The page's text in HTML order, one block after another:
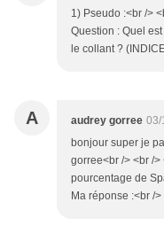
1) Pseudo :<br />
Question : Quel
le collant ?
A audrey gorree 03/
bonjour super je
gorree<br /> <br />
pourcentage de
Ma réponse :<br /